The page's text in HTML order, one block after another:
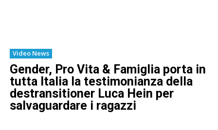
Video News
Gender, Pro Vita & Famiglia porta in
tutta Italia la testimonianza della
destransitioner Luca Hein per
salvaguardare i ragazzi